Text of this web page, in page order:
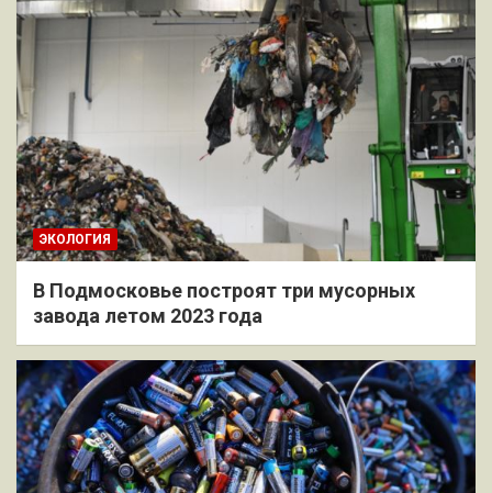
ЭКОЛОГИЯ
В Подмосковье построят три мусорных
завода летом 2023 года